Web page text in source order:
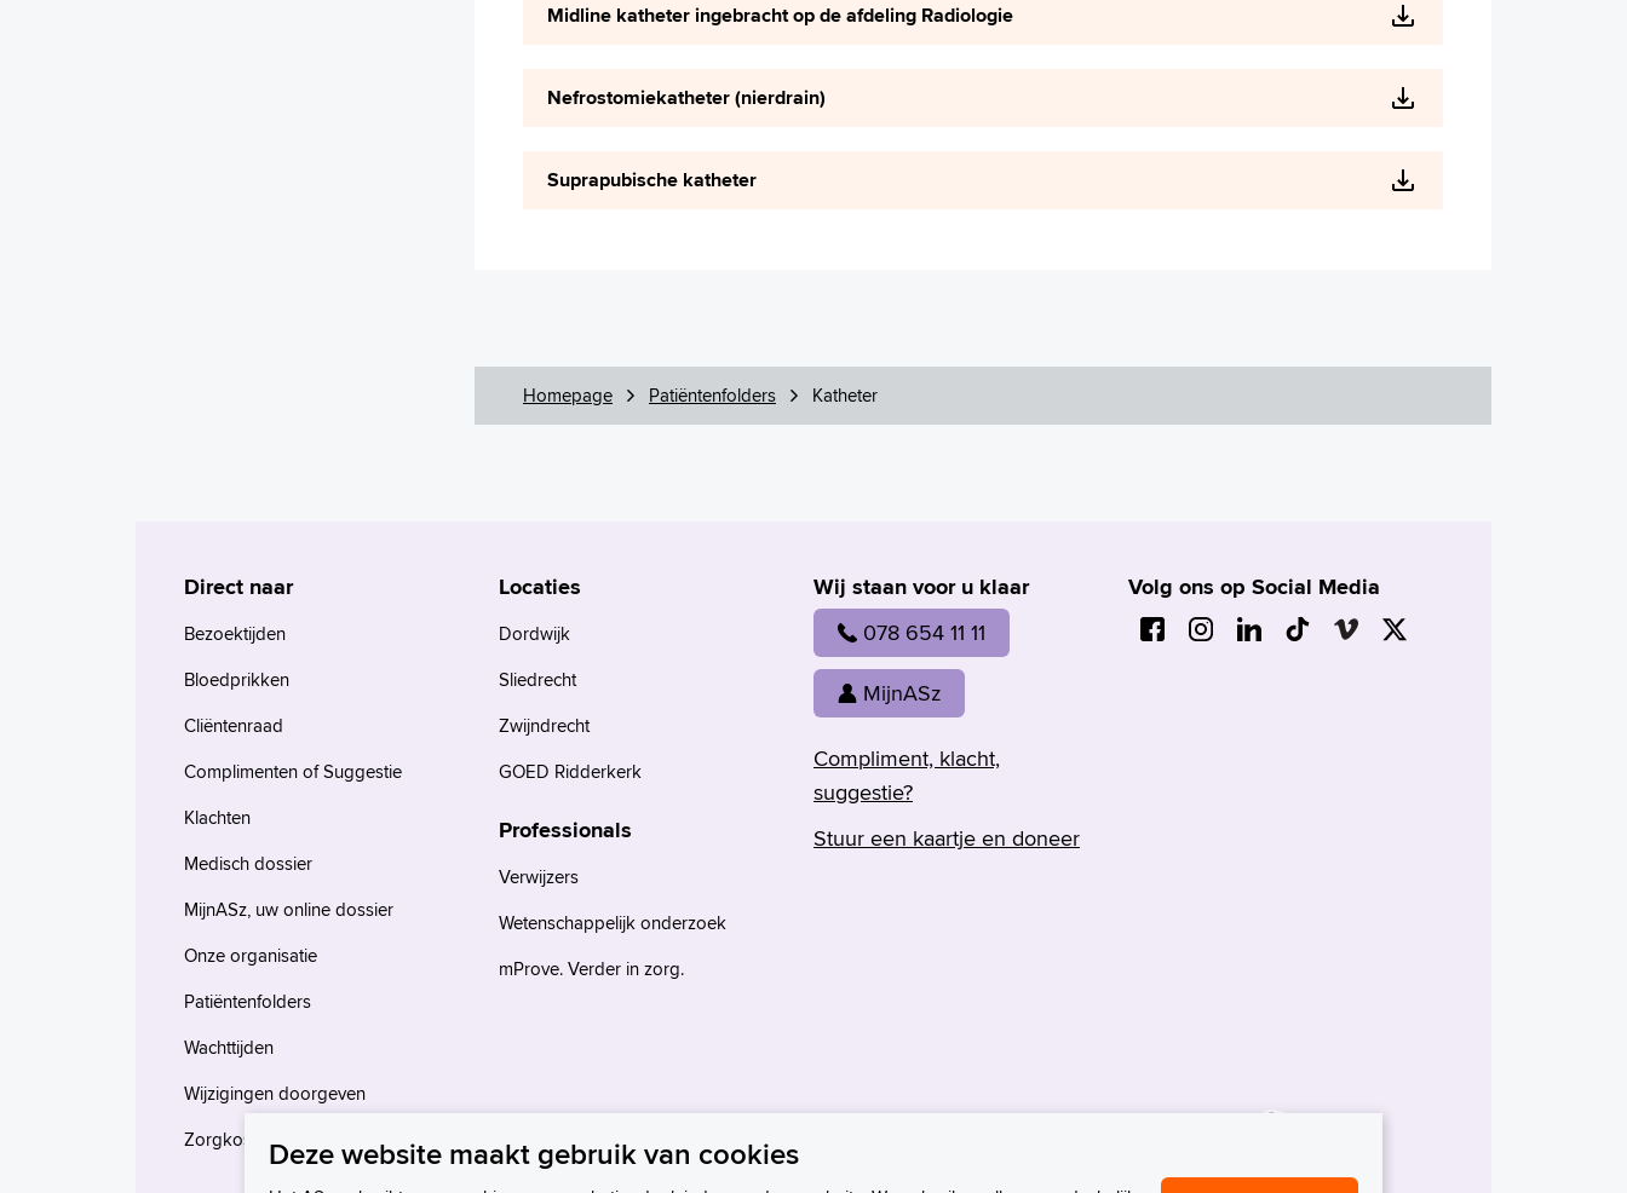
Midline katheter ingebracht op de afdeling Radiologie
Nefrostomiekatheter (nierdrain)
Suprapubische katheter
Homepage Patiëntenfolders Katheter
Wij staan voor u klaar
078 654 11 11
MijnASz
Compliment, klacht,
suggestie?
Stuur een kaartje en doneer
Volg ons op Social Media
Direct naar
Bezoektijden
Bloedprikken
Cliëntenraad
Complimenten of Suggestie
Klachten
Medisch dossier
MijnASz, uw online dossier
Onze organisatie
Patiëntenfolders
Wachttijden
Wijzigingen doorgeven
Zorgkosten en verzekeringen
Locaties
Dordwijk
Sliedrecht
Zwijndrecht
GOED Ridderkerk
Professionals
Verwijzers
Wetenschappelijk onderzoek
mProve. Verder in zorg.
Deze website maakt gebruik van cookies